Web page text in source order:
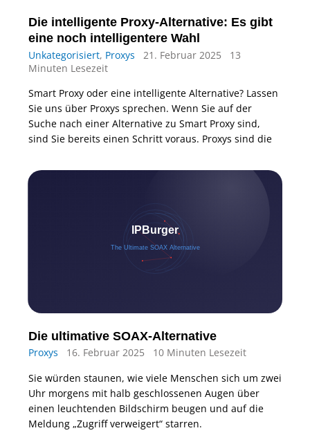
Die intelligente Proxy-Alternative: Es gibt
eine noch intelligentere Wahl
Unkategorisiert, Proxys 21. Februar 2025
13
Minuten Lesezeit
Smart Proxy oder eine intelligente Alternative? Lassen
Sie uns über Proxys sprechen. Wenn Sie auf der
Suche nach einer Alternative zu Smart Proxy sind,
sind Sie bereits einen Schritt voraus. Proxys sind die
Die ultimative SOAX-Alternative
Proxys 16. Februar 2025
10 Minuten Lesezeit
Sie würden staunen, wie viele Menschen sich um zwei
Uhr morgens mit halb geschlossenen Augen über
einen leuchtenden Bildschirm beugen und auf die
Meldung „Zugriff verweigert“ starren.